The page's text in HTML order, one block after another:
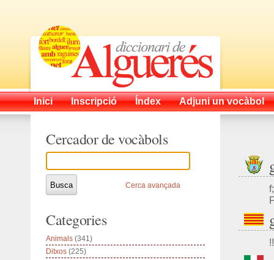
Inici Inscripció Índex Adjuni un vocàbol
!!
Cercador de vocàbols
Cerca avançada
Categories
Animals (341)
Ditxos (225)